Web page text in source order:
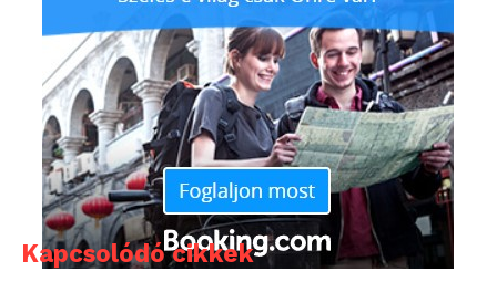
fukusimai üzemében. Ez a modell volt a világon az
első fényképezőgép, amelyben elektronikus
bajonett rendszert használtak. Az elmúlt 25 év során
a Canon az EOS rendszer fejlesztésével a
legfejlettebb technológiákat és kiemelkedő
képminőséget biztosította a különböző szintű – a
kezdőktől a hivatásosig – fényképészeknek
számára.
A vállalat az EOS sorozat bevezetése után mindössze
Kapcsolódó cikkek